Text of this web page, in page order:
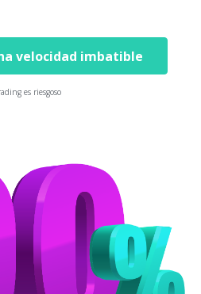
velocidad imbatible
es riesgoso